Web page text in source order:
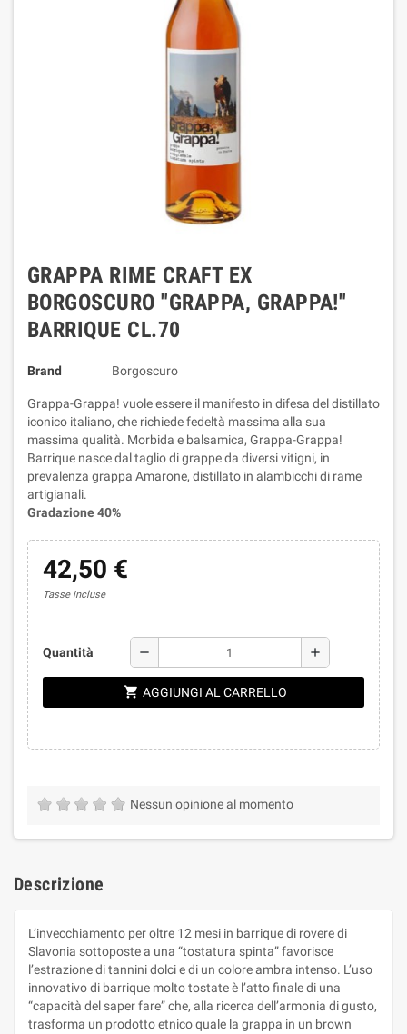
GRAPPA RIME CRAFT EX
BORGOSCURO "GRAPPA, GRAPPA!"
BARRIQUE CL.70
Brand Borgoscuro
Grappa-Grappa! vuole essere il manifesto in difesa del distillato
iconico italiano, che richiede fedeltà massima alla sua
massima qualità. Morbida e balsamica, Grappa-Grappa!
Barrique nasce dal taglio di grappe da diversi vitigni, in
prevalenza grappa Amarone, distillato in alambicchi di rame
artigianali.
Gradazione 40%
42,50 €
Tasse incluse
Quantità remove add
shopping_cart AGGIUNGI AL CARRELLO
Nessun opinione al momento
Descrizione
L’invecchiamento per oltre 12 mesi in barrique di rovere di
Slavonia sottoposte a una “tostatura spinta” favorisce
l’estrazione di tannini dolci e di un colore ambra intenso. L’uso
innovativo di barrique molto tostate è l’atto finale di una
“capacità del saper fare” che, alla ricerca dell’armonia di gusto,
trasforma un prodotto etnico quale la grappa in un brown